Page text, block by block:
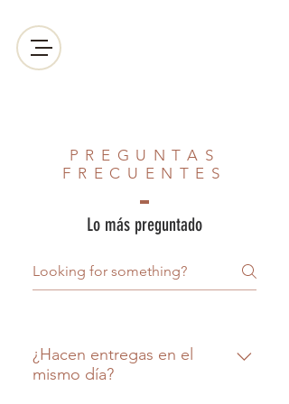
PREGUNTAS
FRECUENTES
Lo más preguntado
¿Hacen entregas en el
mismo día?